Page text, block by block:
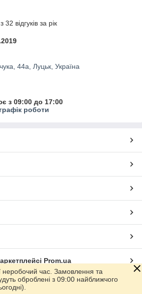
відгуків за рік
44а, Луцьк, Україна
з 09:00 до 17:00
роботи
Prom.ua
неробочий час. Замовлення та
оброблені з 09:00 найближчого